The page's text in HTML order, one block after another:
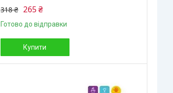
318 ₴ 265 ₴
Готово до відправки
Купити